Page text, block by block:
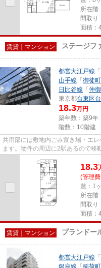
所在階
間取り
面積：
賃貸｜マンション ステージフ
都営大江戸線 「
山手線 「 御徒町
日比谷線 「 仲
東京都台東区
18.3万円
築年数：築9年
階数：10階建
共用部には敷地内ごみ置き場・エ
ます。物件の周辺に2駅あるので移
18.3
(管理
敷：1
所在階
間取り
面積：
賃貸｜マンション プランドー
都営大江戸線 「
銀座線 「 稲荷町